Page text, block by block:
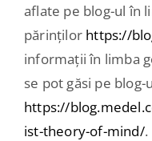
aflate pe blog-ul în
părinților https://
informații în limba
se pot găsi pe
https://
ist-theory-of-mind/.